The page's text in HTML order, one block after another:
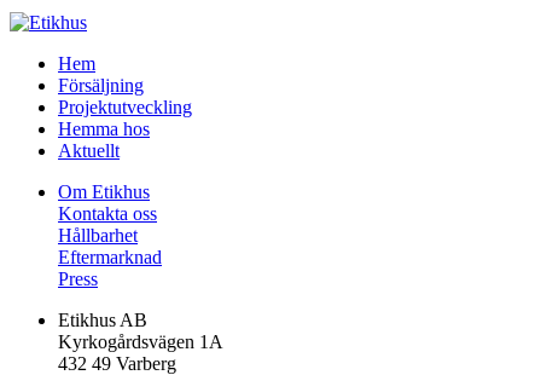
vidare
innehåll
Hem
Försäljning
Projektutveckling
Hemma hos
Aktuellt
Om Etikhus
Kontakta oss
Hållbarhet
Eftermarknad
Press
Etikhus AB
Kyrkogårdsvägen 1A
432 49 Varberg